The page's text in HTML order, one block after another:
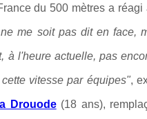
du 500 mètres a
me soit pas dit en face,
à l'heure actuelle, pas
vitesse par équipes",
Drouode(18 ans),